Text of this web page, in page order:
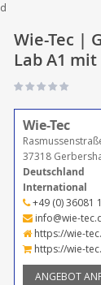
Wie-Tec |
Lab A1
Wie-Tec
37318
Deutschland
International
+49 (0) 36081
info@wie-
https://wie-
https://wie-
ANGEBOT